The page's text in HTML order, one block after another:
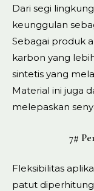
Dari segi
keunggulan
Sebagai produk
karbon yang
sintetis yang
Material ini juga
melepaskan
7#
Fleksibilitas
patut